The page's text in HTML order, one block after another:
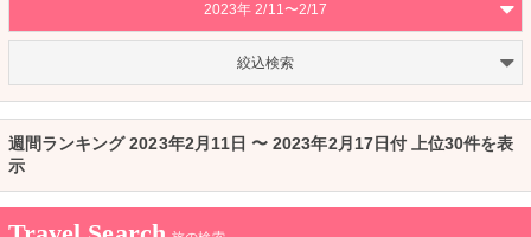
2023年 2/11〜2/17
絞込検索
週間ランキング 2023年2月11日 〜 2023年2月17日付 上位30件を表
示